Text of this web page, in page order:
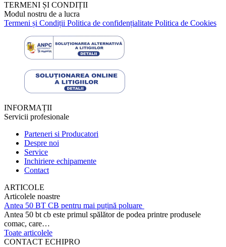
TERMENI ȘI CONDIȚII
Modul nostru de a lucra
Termeni și Condiții Politica de confidențialitate Politica de Cookies
INFORMAȚII
Servicii profesionale
Parteneri si Producatori
Despre noi
Service
Inchiriere echipamente
Contact
ARTICOLE
Articolele noastre
Antea 50 BT CB pentru mai puțină poluare
Antea 50 bt cb este primul spălător de podea printre produsele
comac, care…
Toate articolele
CONTACT ECHIPRO